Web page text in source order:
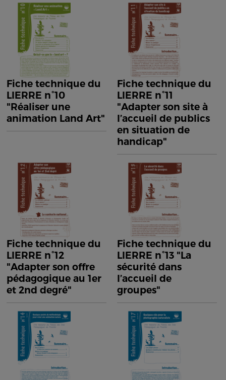
Fiche technique du
LIERRE n°10
"Réaliser une
animation Land Art"
Fiche technique du
LIERRE n°11
"Adapter son site à
l’accueil de publics
en situation de
handicap"
Fiche technique du
LIERRE n°12
"Adapter son offre
pédagogique au 1er
et 2nd degré"
Fiche technique du
LIERRE n°13 "La
sécurité dans
l’accueil de
groupes"